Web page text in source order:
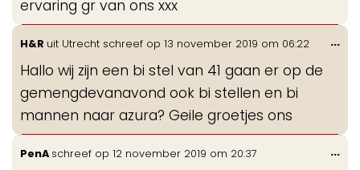
ervaring gr van ons xxx
H&R uit Utrecht schreef op 13 november 2019 om 06:22
Hallo wij zijn een bi stel van 41 gaan er op de
gemengdevanavond ook bi stellen en bi
mannen naar azura? Geile groetjes ons
...
PenA schreef op 12 november 2019 om 20:37 ...